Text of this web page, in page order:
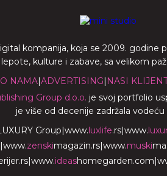
kompanija, koja se 2009. godine
kulture i zabave, sa velikom
O NAMA|ADVERTISING| NASI
Group d.o.o. je svoj portfolio
je više od decenije zadržala vodeću
Group|www.luxlife.rs|www.
|www.zenskimagazin.rs|www.muski
|www.ideashomegarden.com|